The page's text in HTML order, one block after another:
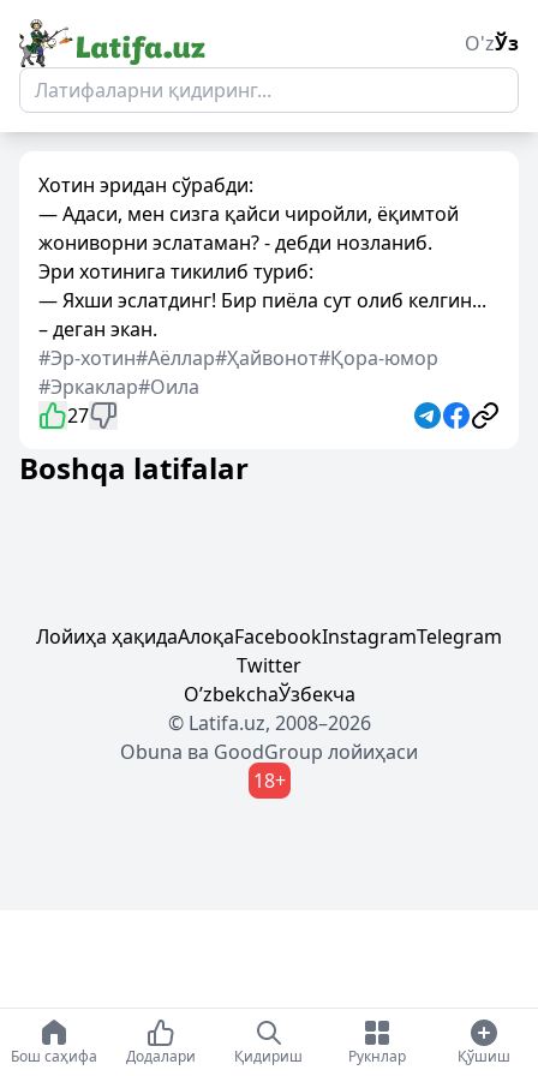
O'zЎз
Хотин эридан сўрабди:
— Адаси, мен сизга қайси чиройли, ёқимтой
жониворни эслатаман? - дебди нозланиб.
Эри хотинига тикилиб туриб:
— Яхши эслатдинг! Бир пиёла сут олиб келгин...
– деган экан.
#Эр-хотин#Аёллар#Ҳайвонот#Қора-юмор
#Эркаклар#Оила
27
Boshqa latifalar
Лойиҳа ҳақидаАлоқаFacebookInstagramTelegram
Twitter
OʼzbekchaЎзбекча
© Latifa.uz, 2008–2026
Obuna ва GoodGroup лойиҳаси
18+
Бош саҳифа Додалари Қидириш Рукнлар Қўшиш